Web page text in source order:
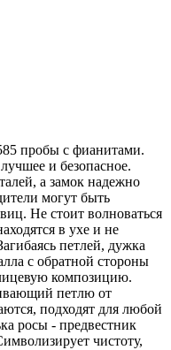
пробы с фианитами.
и безопасное.
а замок надежно
могут быть
Не стоит волноваться
в ухе и не
петлей, дужка
с обратной стороны
композицию.
петлю от
подходят для любой
росы - предвестник
чистоту,